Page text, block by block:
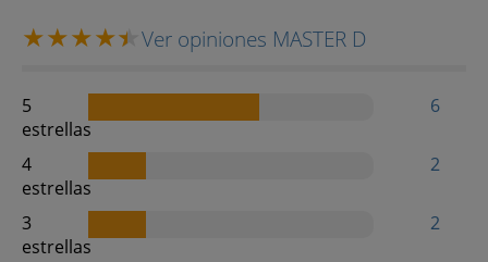
Ver opiniones MASTER D
5
estrellas
6
4
estrellas
2
3
estrellas
2